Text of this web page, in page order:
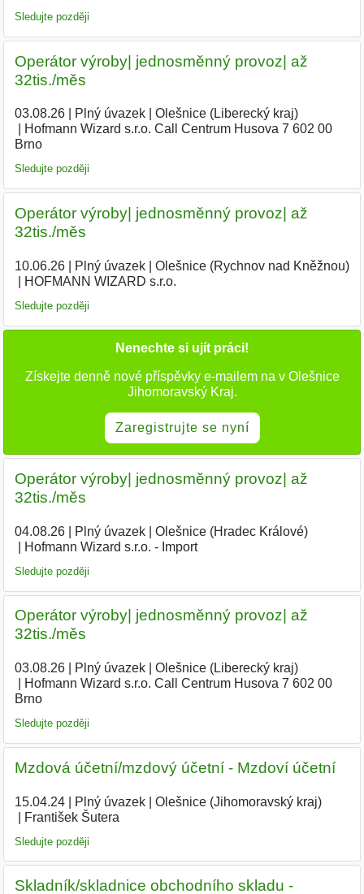
Sledujte později
Operátor výroby| jednosměnný provoz| až
32tis./měs
03.08.26| Plný úvazek| Olešnice (Liberecký kraj)|
Hofmann Wizard s.r.o. Call Centrum Husova 7 602 00
Brno|
Sledujte později
Operátor výroby| jednosměnný provoz| až
32tis./měs
10.06.26| Plný úvazek| Olešnice (Rychnov nad Kněžnou)|
HOFMANN WIZARD s.r.o.
Sledujte později
Nenechte si ujít práci!
Získejte denně nové příspěvky e-mailem na v Olešnice
Jihomoravský Kraj.
Zaregistrujte se nyní
Operátor výroby| jednosměnný provoz| až
32tis./měs
04.08.26| Plný úvazek| Olešnice (Hradec Králové)|
Hofmann Wizard s.r.o. - Import
Sledujte později
Operátor výroby| jednosměnný provoz| až
32tis./měs
03.08.26| Plný úvazek| Olešnice (Liberecký kraj)|
Hofmann Wizard s.r.o. Call Centrum Husova 7 602 00
Brno|
Sledujte později
Mzdová účetní/mzdový účetní - Mzdoví účetní
15.04.24| Plný úvazek| Olešnice (Jihomoravský kraj)|
František Šutera
Sledujte později
Skladník/skladnice obchodního skladu -